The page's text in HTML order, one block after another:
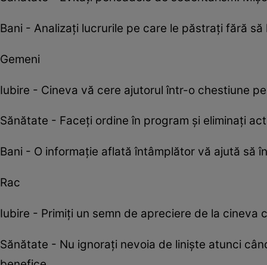
Bani - Analizați lucrurile pe care le păstrați fără
Gemeni
Iubire - Cineva vă cere ajutorul într-o chestiune
Sănătate - Faceți ordine în program și eliminați
Bani - O informație aflată întâmplător vă ajută să
Rac
Iubire - Primiți un semn de apreciere de la
Sănătate - Nu ignorați nevoia de liniște atunci